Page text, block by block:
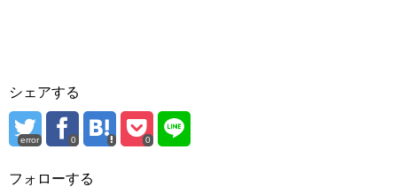
シェアする
error 0 0
フォローする